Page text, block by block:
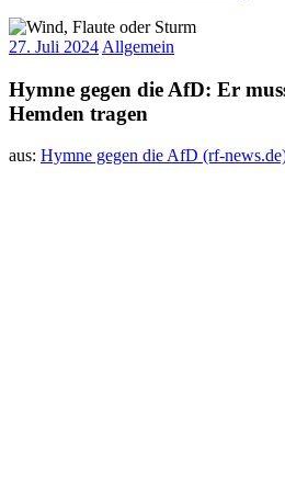
27. Juli 2024 Allgemein
Hymne gegen die AfD: Er
Hemden tragen
aus: Hymne gegen die AfD (rf-